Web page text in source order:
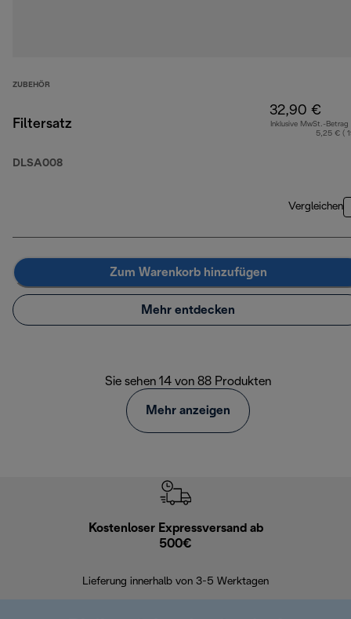
ZUBEHÖR
Filtersatz
DLSA008
32,90 €
Inklusive MwSt.-Betrag
5,25 € (
Vergleichen
Zum Warenkorb hinzufügen
Mehr entdecken
Sie sehen 14 von 88 Produkten
Mehr anzeigen
Kostenloser Expressversand ab
500€
Lieferung innerhalb von 3-5 Werktagen